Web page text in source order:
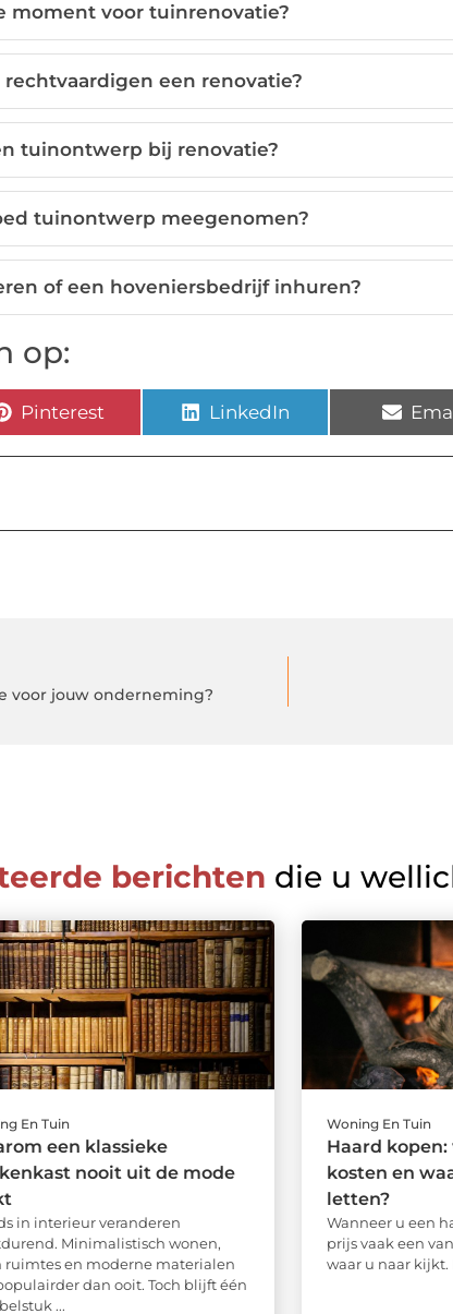
moment voor tuinrenovatie?
een renovatie?
tuinontwerp bij renovatie?
tuinontwerp meegenomen?
of een hoveniersbedrijf inhuren?
op:
Pinterest LinkedIn
voor jouw onderneming?
berichten die u
En Tuin
een klassieke
nooit uit de mode
in interieur veranderen
Minimalistisch wonen,
ruimtes en moderne materialen
dan ooit. Toch blijft één
...
Woning En Tuin
Haard
kosten en
letten?
Wanneer u een
prijs vaak een
waar u naar kijkt.